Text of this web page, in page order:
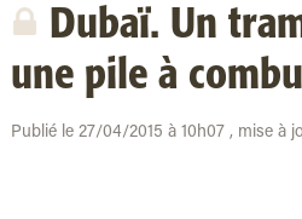
Dubaï. Un
une pile à
Publié le 27/04/2015 à 10h07 , mise à